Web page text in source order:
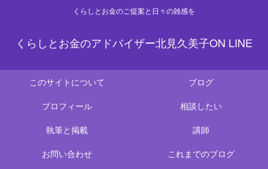
くらしとお金のご提案と日々の雑感を
くらしとお金のアドバイザー北見久美子ON LINE
このサイトについて
ブログ
プロフィール
相談したい
執筆と掲載
講師
お問い合わせ
これまでのブログ